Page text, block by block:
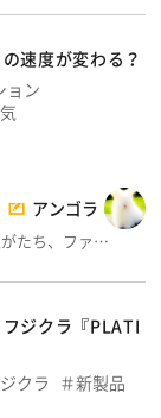
速度が変わる？
ョン
アンゴラ
たち、ファ…
フジクラ『PLATI
クラ
新製品